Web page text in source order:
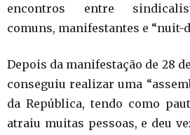
encontros entre
comuns, manifestantes e “nuit-
Depois da manifestação de 28
conseguiu realizar uma
da República, tendo como
atraiu muitas pessoas, e deu